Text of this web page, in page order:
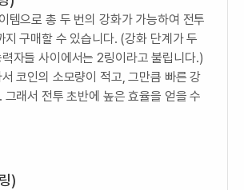
템으로 총 두 번의 강화가 가능하여 전투
지 구매할 수 있습니다. (강화 단계가 두
자들 사이에서는 2링이라고 불립니다.)
코인의 소모량이 적고, 그만큼 빠른 강
그래서 전투 초반에 높은 효율을 얻을 수
)